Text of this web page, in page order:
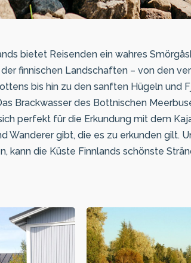
bietet Reisenden ein wahres
finnischen Landschaften – von den
bis hin zu den sanften Hügeln und
Brackwasser des Bottnischen
perfekt für die Erkundung mit dem
Wanderer gibt, die es zu erkunden gilt.
kann die Küste Finnlands schönste